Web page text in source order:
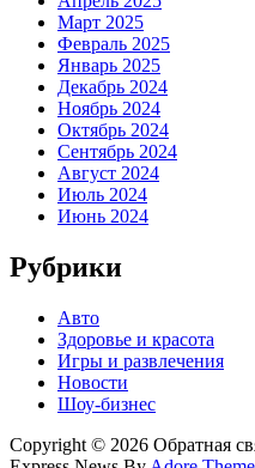
Март 2025
Февраль 2025
Январь 2025
Декабрь 2024
Ноябрь 2024
Октябрь 2024
Сентябрь 2024
Август 2024
Июль 2024
Июнь 2024
Рубрики
Авто
Здоровье и красота
Игры и развлечения
Новости
Шоу-бизнес
Copyright © 2026 Обратная